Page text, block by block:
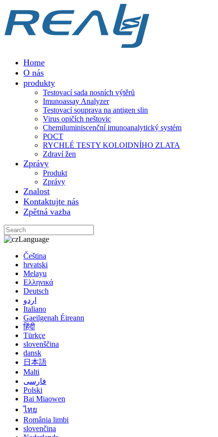
Home
O nás
produkty
Testovací sada nosních výtěrů
Imunoassay Analyzer
Testovací souprava na antigen slin
Virus opičích neštovic
Chemiluminiscenční imunoanalytický systém
POCT
RYCHLÉ TESTY KOLOIDNÍHO ZLATA
Zdraví žen
Zprávy
Produkt
Zprávy
Znalost
Kontaktujte nás
Zpětná vazba
Language
Čeština
hrvatski
Melayu
Ελληνικά
Deutsch
اردو
Italiano
Gaeilgenah Éireann
हिंदी
Türkçe
slovenščina
dansk
日本語
Malti
فارسی
Polski
Bai Miaowen
ไทย
România limbi
slovenčina